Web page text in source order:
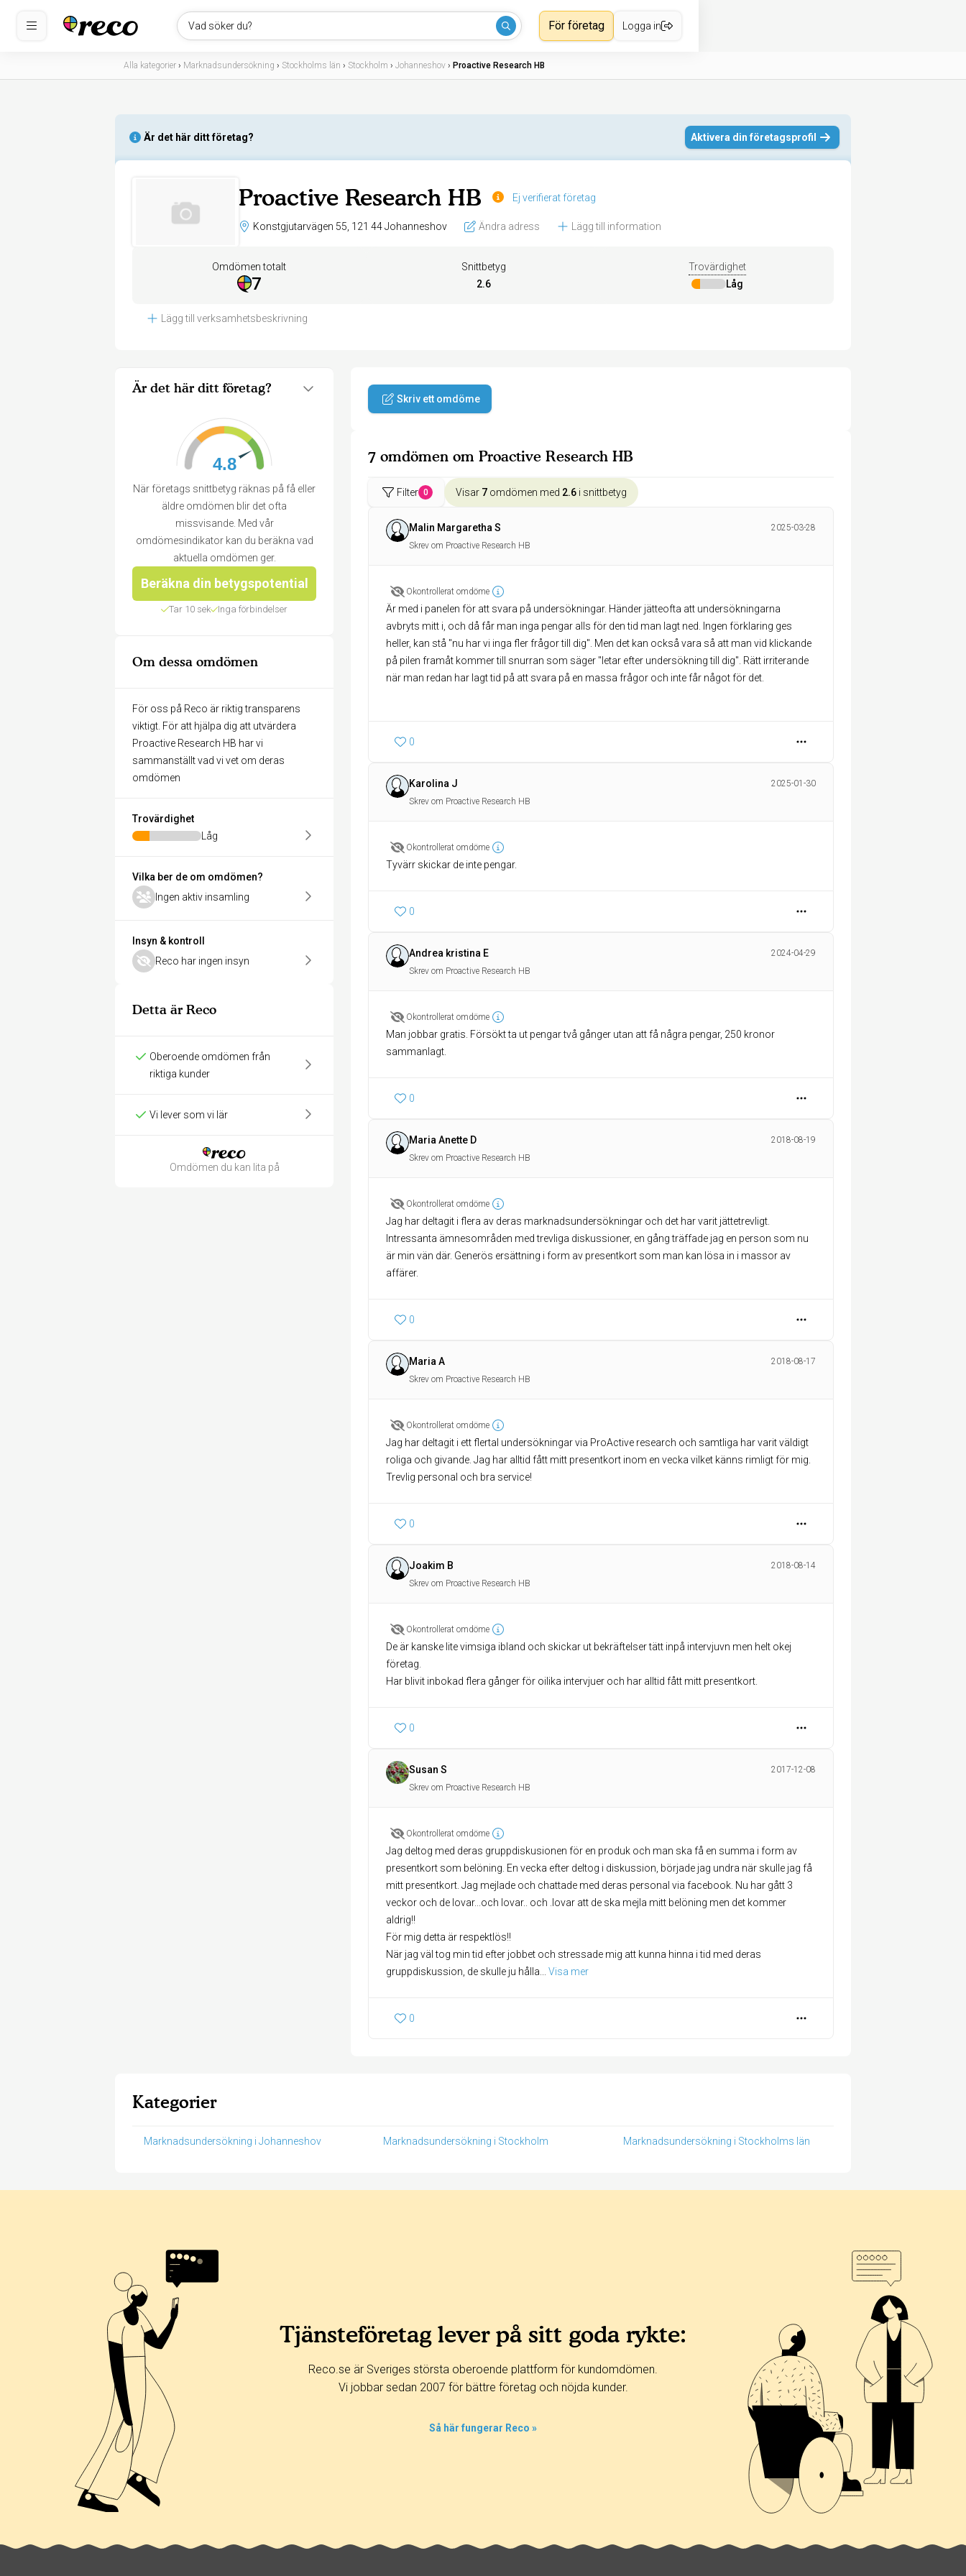
Vad söker du? För företag Logga in
Alla kategorier › Marknadsundersökning › Stockholms län › Stockholm › Johanneshov › Proactive Research HB
Är det här ditt företag? Aktivera din företagsprofil
Proactive Research HB Ej verifierat företag
Konstgjutarvägen 55, 121 44 Johanneshov Ändra adress Lägg till information
Omdömen totalt
7
Snittbetyg
2.6
Trovärdighet
Låg
Lägg till verksamhetsbeskrivning
Är det här ditt företag?
4.8
När företags snittbetyg räknas på få eller
äldre omdömen blir det ofta
missvisande. Med vår
omdömesindikator kan du beräkna vad
aktuella omdömen ger.
Beräkna din betygspotential
Tar 10 sek Inga förbindelser
Om dessa omdömen
För oss på Reco är riktig transparens
viktigt. För att hjälpa dig att utvärdera
Proactive Research HB har vi
sammanställt vad vi vet om deras
omdömen
Trovärdighet
Låg
Vilka ber de om omdömen?
Ingen aktiv insamling
Insyn & kontroll
Reco har ingen insyn
Detta är Reco
Oberoende omdömen från
riktiga kunder
Vi lever som vi lär
Omdömen du kan lita på
Skriv ett omdöme
7 omdömen om Proactive Research HB
Filter 0 Visar 7 omdömen med 2.6 i snittbetyg
Malin Margaretha S
2025-03-28
Skrev om Proactive Research HB
Okontrollerat omdöme
Är med i panelen för att svara på undersökningar. Händer jätteofta att undersökningarna
avbryts mitt i, och då får man inga pengar alls för den tid man lagt ned. Ingen förklaring ges
heller, kan stå "nu har vi inga fler frågor till dig". Men det kan också vara så att man vid klickande
på pilen framåt kommer till snurran som säger "letar efter undersökning till dig". Rätt irriterande
när man redan har lagt tid på att svara på en massa frågor och inte får något för det.
0
Karolina J
2025-01-30
Skrev om Proactive Research HB
Okontrollerat omdöme
Tyvärr skickar de inte pengar.
0
Andrea kristina E
2024-04-29
Skrev om Proactive Research HB
Okontrollerat omdöme
Man jobbar gratis. Försökt ta ut pengar två gånger utan att få några pengar, 250 kronor
sammanlagt.
0
Maria Anette D
2018-08-19
Skrev om Proactive Research HB
Okontrollerat omdöme
Jag har deltagit i flera av deras marknadsundersökningar och det har varit jättetrevligt.
Intressanta ämnesområden med trevliga diskussioner, en gång träffade jag en person som nu
är min vän där. Generös ersättning i form av presentkort som man kan lösa in i massor av
affärer.
0
Maria A
2018-08-17
Skrev om Proactive Research HB
Okontrollerat omdöme
Jag har deltagit i ett flertal undersökningar via ProActive research och samtliga har varit väldigt
roliga och givande. Jag har alltid fått mitt presentkort inom en vecka vilket känns rimligt för mig.
Trevlig personal och bra service!
0
Joakim B
2018-08-14
Skrev om Proactive Research HB
Okontrollerat omdöme
De är kanske lite vimsiga ibland och skickar ut bekräftelser tätt inpå intervjuvn men helt okej
företag.
Har blivit inbokad flera gånger för oilika intervjuer och har alltid fått mitt presentkort.
0
Susan S
2017-12-08
Skrev om Proactive Research HB
Okontrollerat omdöme
Jag deltog med deras gruppdiskusionen för en produk och man ska få en summa i form av
presentkort som belöning. En vecka efter deltog i diskussion, började jag undra när skulle jag få
mitt presentkort. Jag mejlade och chattade med deras personal via facebook. Nu har gått 3
veckor och de lovar...och lovar.. och .lovar att de ska mejla mitt belöning men det kommer
aldrig!!
För mig detta är respektlös!!
När jag väl tog min tid efter jobbet och stressade mig att kunna hinna i tid med deras
gruppdiskussion, de skulle ju hålla
Visa mer
0
Kategorier
Marknadsundersökning i Johanneshov Marknadsundersökning i Stockholm Marknadsundersökning i Stockholms län
365 dagar 90 dagar
30 dagar
Tjänsteföretag lever på sitt goda rykte:
Reco.se är Sveriges största oberoende plattform för kundomdömen.
Vi jobbar sedan 2007 för bättre företag och nöjda kunder.
Så här fungerar Reco »